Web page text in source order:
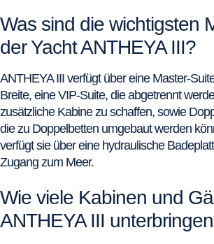
Was sind die wichtigsten
der Yacht ANTHEYA III?
ANTHEYA III verfügt über eine Master-
Breite, eine VIP-Suite, die abgetrennt
zusätzliche Kabine zu schaffen, sowie
die zu Doppelbetten umgebaut werden
verfügt sie über eine hydraulische
Zugang zum Meer.
Wie viele Kabinen und
ANTHEYA III